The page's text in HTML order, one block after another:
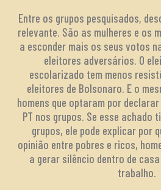
Entre os grupos pesquisados,
relevante. São as mulheres e os
a esconder mais os seus votos
eleitores adversários. O
escolarizado tem menos
eleitores de Bolsonaro. E o
homens que optaram por
PT nos grupos. Se esse achado
grupos, ele pode explicar por
opinião entre pobres e ricos,
a gerar silêncio dentro de
trabalho.